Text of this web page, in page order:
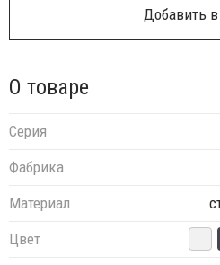
Добавить в
О товаре
Серия
Фабрика
Материал
Цвет